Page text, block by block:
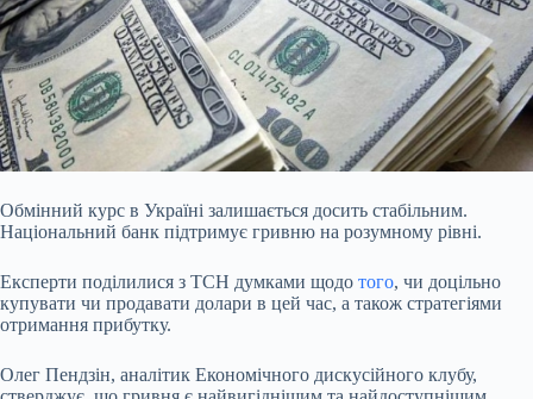
Обмінний курс в Україні залишається досить стабільним.
Національний банк підтримує гривню на розумному рівні.
Експерти поділилися з ТСН думками щодо того, чи доцільно
купувати чи продавати долари в цей час, а також стратегіями
отримання прибутку.
Олег Пендзін, аналітик Економічного дискусійного клубу,